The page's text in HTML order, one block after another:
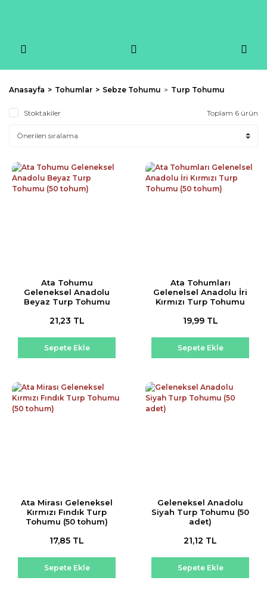
Anasayfa Tohumlar Sebze Tohumu Turp Tohumu
Stoktakiler Toplam 6 ürün
Ata Tohumu
Geleneksel Anadolu
Beyaz Turp Tohumu
21,23 TL
Sepete Ekle
Ata Tohumları
Gelenelsel Anadolu İri
Kırmızı Turp Tohumu
19,99 TL
Sepete Ekle
Ata Mirası Geleneksel
Kırmızı Fındık Turp
Tohumu (50 tohum)
17,85 TL
Sepete Ekle
Geleneksel Anadolu
Siyah Turp Tohumu (50
adet)
21,12 TL
Sepete Ekle